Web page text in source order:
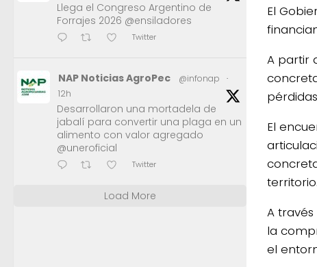
El
A partir
El
territorio.
A
la
el
Llega el Congreso Argentino de
Forrajes 2026 @ensiladores
Twitter
NAP Noticias AgroPec @infonap
·
12h
Desarrollaron una mortadela de
jabalí para convertir una plaga en un
alimento con valor agregado
@uneroficial
Twitter
Load More